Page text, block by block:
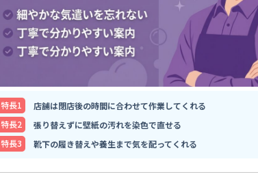
特⻑1
店舗は閉店後の時間に合わせて作業してくれる
特⻑2
張り替えずに壁紙の汚れを染色で直せる
特⻑3
靴下の履き替えや養生まで気を配ってくれる